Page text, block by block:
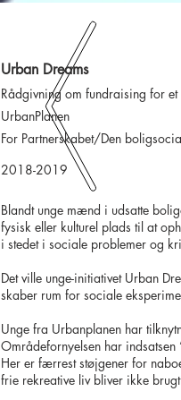
Urban Dreams
Rådgivning om fundraising for
UrbanPlanen
For Partnerskabet/Den
2018-2019
Blandt unge mænd i udsatte
fysisk eller kulturel plads til at
i stedet i sociale problemer og
Det ville unge-initiativet Urban
skaber rum for sociale
Unge fra Urbanplanen har
Områdefornyelsen har indsatsen
Her er færrest støjgener for
frie rekreative liv bliver ikke